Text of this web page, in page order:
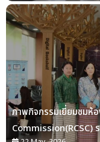
ภาพกิจกรรมเยี่ยมชมห้
Commission(RCSC)